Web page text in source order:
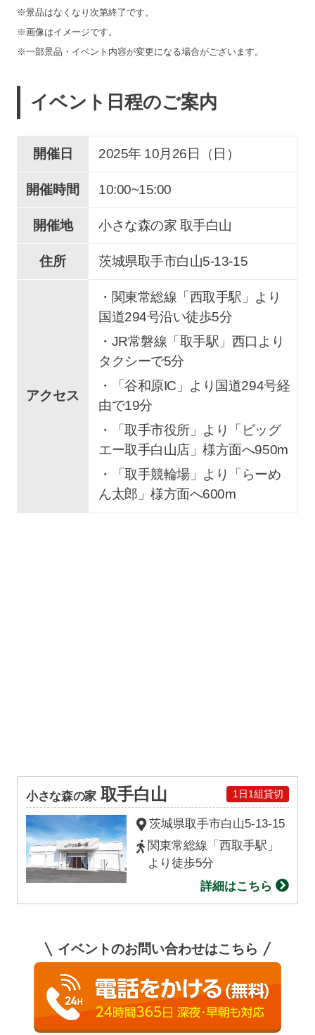
※景品はなくなり次第終了です。
※画像はイメージです。
※一部景品・イベント内容が変更になる場合がございます。
イベント日程のご案内
開催日 2025年 10月 26日（日）
開催時間 10:00~15:00
開催地 小さな森の家 取手白山
住所 茨城県取手市白山5-13-15
アクセス
・関東常総線「西取手駅」より
国道294号沿い徒歩5分
・JR常磐線「取手駅」西口より
タクシーで5分
・「谷和原IC」より国道294号経
由で19分
・「取手市役所」より「ビッグ
エー取手白山店」様方面へ950m
・「取手競輪場」より「らーめ
ん太郎」様方面へ600m
小さな森の家 取手白山 1日1組貸切
茨城県取手市白山5-13-15
関東常総線「西取手駅」
より徒歩5分
詳細はこちら
イベントのお問い合わせはこちら